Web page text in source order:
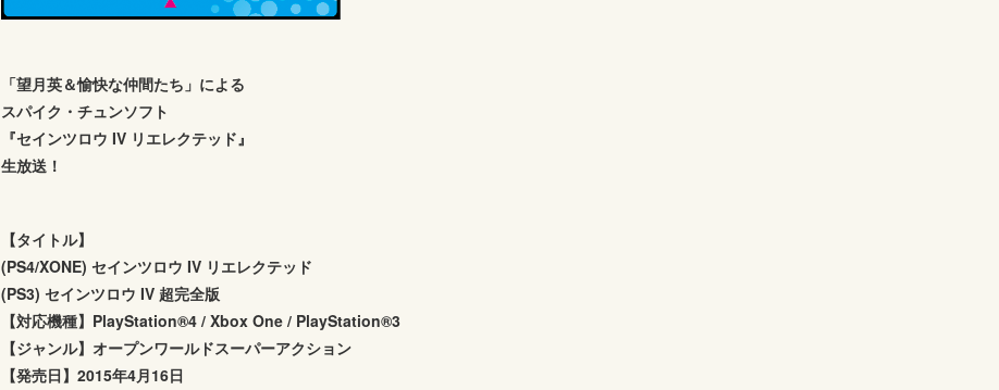
「望月英＆愉快な仲間たち」による
スパイク・チュンソフト
『セインツロウ IV リエレクテッド』
生放送！
【タイトル】
(PS4/XONE) セインツロウ IV リエレクテッド
(PS3) セインツロウ IV 超完全版
【対応機種】PlayStation®4 / Xbox One / PlayStation®3
【ジャンル】オープンワールドスーパーアクション
【発売日】2015年4月16日